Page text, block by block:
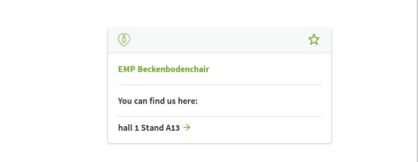
EMP Beckenbodenchair
You can find us here:
hall 1 Stand A13